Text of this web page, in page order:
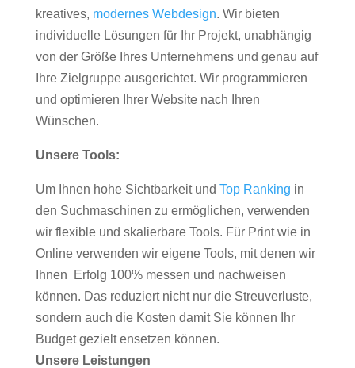
kreatives, modernes Webdesign. Wir bieten
individuelle Lösungen für Ihr Projekt, unabhängig
von der Größe Ihres Unternehmens und genau auf
Ihre Zielgruppe ausgerichtet. Wir programmieren
und optimieren Ihrer Website nach Ihren
Wünschen.
Unsere Tools:
Um Ihnen hohe Sichtbarkeit und Top Ranking in
den Suchmaschinen zu ermöglichen, verwenden
wir flexible und skalierbare Tools. Für Print wie in
Online verwenden wir eigene Tools, mit denen wir
Ihnen Erfolg 100% messen und nachweisen
können. Das reduziert nicht nur die Streuverluste,
sondern auch die Kosten damit Sie können Ihr
Budget gezielt ensetzen können.
Unsere Leistungen